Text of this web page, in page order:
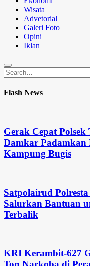
Wisata
Advetorial
Galeri Foto
Opini
Iklan
Search
for:
Search
Flash News
Gerak Cepat
Damkar
Kampung Bugis
Satpolairud
Salurkan Bantuan
Terbalik
KRI Kerambit-627